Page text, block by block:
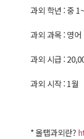
과외 학년 : 중
과외 과목 : 영어
과외 시급 :
과외 시작 : 1월
* 올탭과외란?